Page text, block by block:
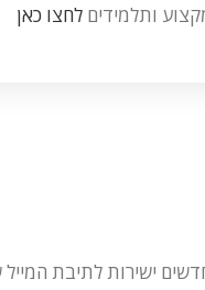
ותלמידים לחצו כאן
ישירות לתיבת